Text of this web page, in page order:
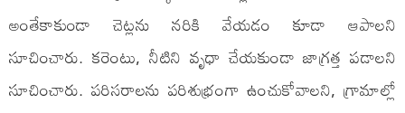
అంతేకాకుండా చెట్లను నరికి వేయడం కూడా ఆపాలని
సూచించారు. కరెంటు, నీటిని వృధా చేయకుండా జాగ్రత్త పడాలని
సూచించారు. పరిసరాలను పరిశుభ్రంగా ఉంచుకోవాలని, గ్రామాల్లో